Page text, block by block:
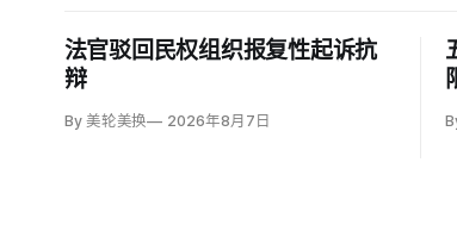
法官驳回民权组织报复性起诉抗
辩
By 美轮美换 2026年8月7日